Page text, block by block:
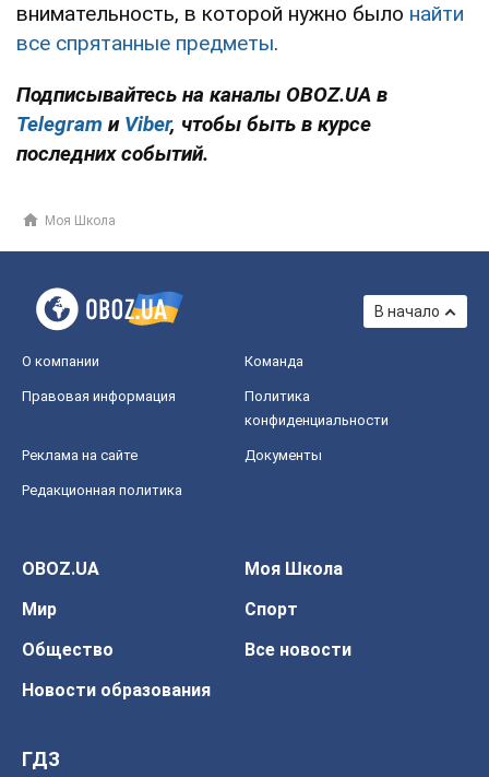
внимательность, в которой нужно было найти
все спрятанные предметы.
Подписывайтесь на каналы OBOZ.UA в
Telegram и Viber, чтобы быть в курсе
последних событий.
Моя Школа
В начало
О компании Команда
Правовая информация
Политика
конфиденциальности
Реклама на сайте Документы
Редакционная политика
OBOZ.UA
Моя Школа
Мир
Спорт
Общество
Все новости
Новости образования
ГДЗ